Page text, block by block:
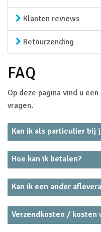
Klanten reviews
Retourzending
FAQ
Op deze pagina vind u
vragen.
Kan ik als particulier bij
Hoe kan ik betalen?
Kan ik een ander
Verzendkosten / kosten